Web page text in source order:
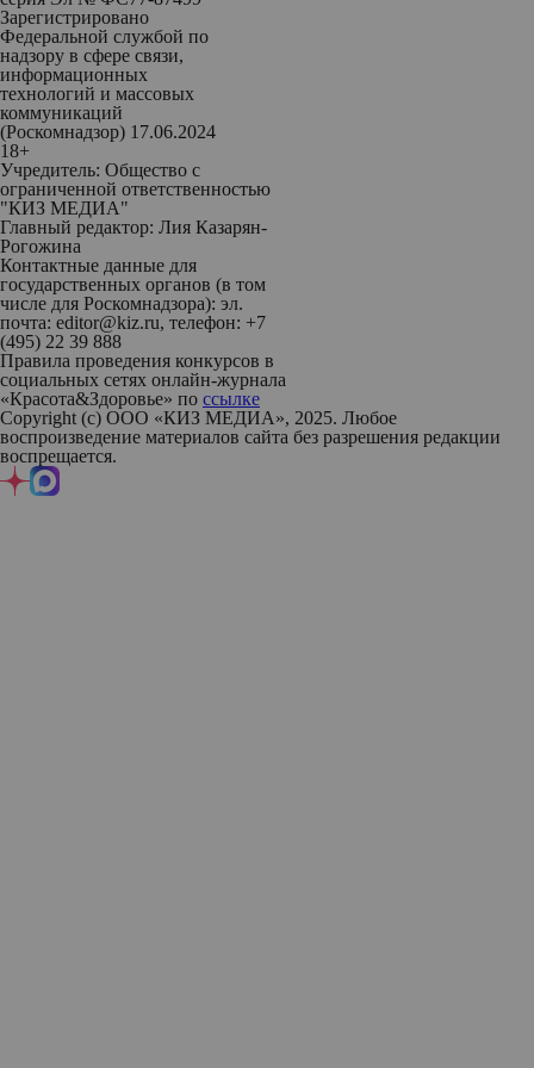
Зарегистрировано
Федеральной службой по
надзору в сфере связи,
информационных
технологий и массовых
коммуникаций
(Роскомнадзор) 17.06.2024
18+
Учредитель: Общество с
ограниченной ответственностью
"КИЗ МЕДИА"
Главный редактор: Лия Казарян-
Рогожина
Контактные данные для
государственных органов (в том
числе для Роскомнадзора): эл.
почта: editor@kiz.ru, телефон: +7
(495) 22 39 888
Правила проведения конкурсов в
социальных сетях онлайн-журнала
«Красота&Здоровье» по ссылке
Copyright (с) ООО «КИЗ МЕДИА», 2025. Любое
воспроизведение материалов сайта без разрешения редакции
воспрещается.